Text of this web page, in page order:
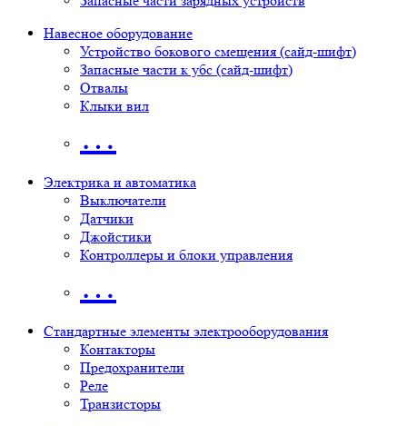
Навесное оборудование
Устройство бокового смещения (сайд-шифт)
Запасные части к убс (сайд-шифт)
Отвалы
Клыки вил
…
Электрика и автоматика
Выключатели
Датчики
Джойстики
Контроллеры и блоки управления
…
Стандартные элементы электрооборудования
Контакторы
Предохранители
Реле
Транзисторы